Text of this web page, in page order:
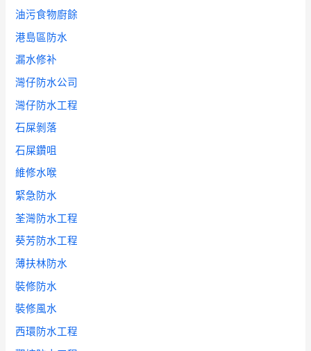
油污食物廚餘
港島區防水
漏水修补
灣仔防水公司
灣仔防水工程
石屎剝落
石屎鑽咀
維修水喉
緊急防水
荃灣防水工程
葵芳防水工程
薄扶林防水
裝修防水
裝修風水
西環防水工程